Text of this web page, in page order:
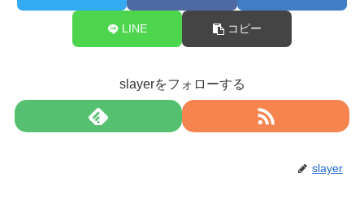
LINE コピー
slayerをフォローする
slayer